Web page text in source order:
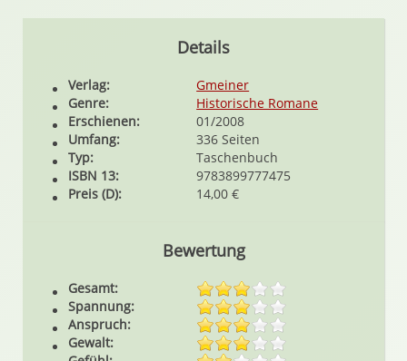
Details
Verlag:
Gmeiner
Genre:
Historische Romane
Erschienen:
01/2008
Umfang:
336 Seiten
Typ:
Taschenbuch
ISBN 13:
9783899777475
Preis (D):
14,00 €
Bewertung
Gesamt:
Spannung:
Anspruch:
Gewalt: